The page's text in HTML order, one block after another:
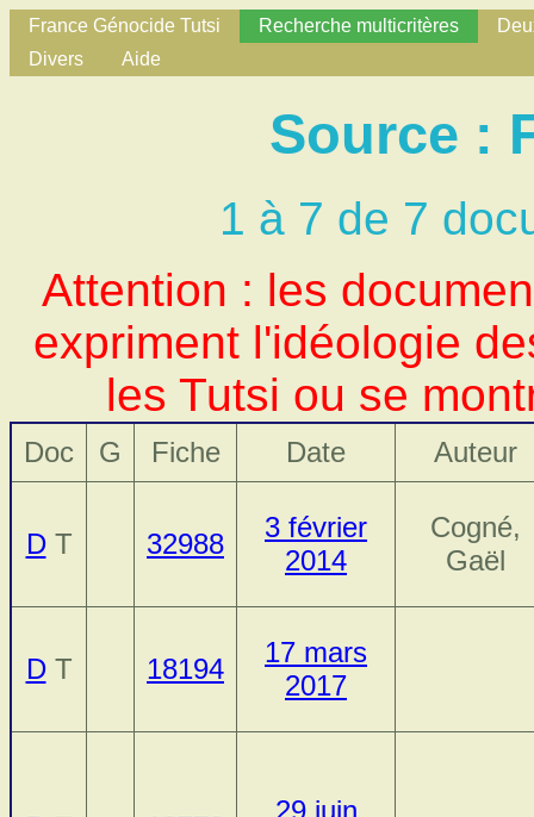
France Génocide Tutsi Recherche multicritères
Divers
Aide
Source :
1 à 7 de 7
Attention : les
expriment l'idéologie
les Tutsi ou se
Doc G Fiche Date Auteur
DT 32988
3 février
2014
Cogné,
Gaël
DT 18194
17 mars
2017
29 juin